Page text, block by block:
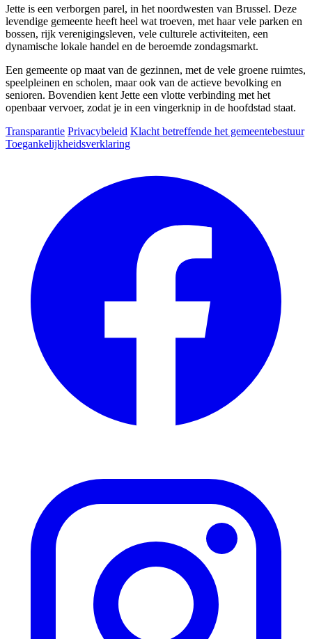
Jette is een verborgen parel, in het noordwesten van Brussel. Deze
levendige gemeente heeft heel wat troeven, met haar vele parken en
bossen, rijk verenigingsleven, vele culturele activiteiten, een
dynamische lokale handel en de beroemde zondagsmarkt.
Een gemeente op maat van de gezinnen, met de vele groene ruimtes,
speelpleinen en scholen, maar ook van de actieve bevolking en
senioren. Bovendien kent Jette een vlotte verbinding met het
openbaar vervoer, zodat je in een vingerknip in de hoofdstad staat.
Transparantie Privacybeleid Klacht betreffende het gemeentebestuur
Toegankelijkheidsverklaring